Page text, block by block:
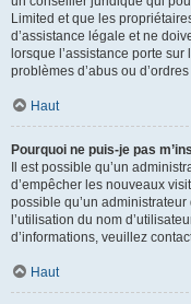
Limited et que les
d’assistance légale et ne
lorsque l’assistance porte
problèmes d’abus ou
Haut
Pourquoi ne puis-je pas
Il est possible qu’un
d’empêcher les nouveaux
possible qu’un
l’utilisation du nom
d’informations, veuillez
Haut